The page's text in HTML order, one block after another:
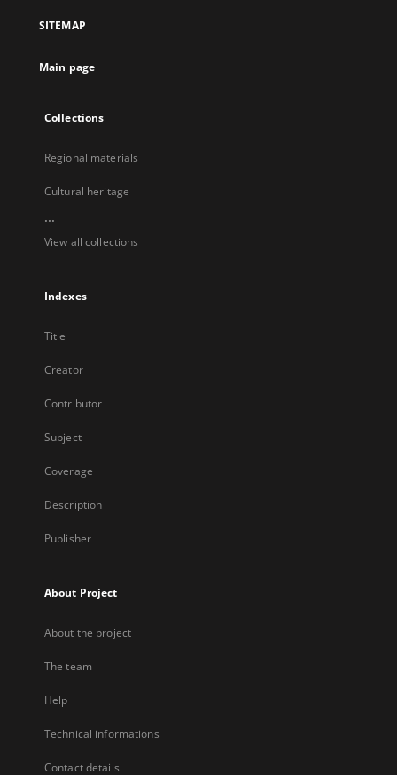
newnewnew
SITEMAP
Main page
Collections
Regional materials
Cultural heritage
...
View all collections
Indexes
Title
Creator
Contributor
Subject
Coverage
Description
Publisher
About Project
About the project
The team
Help
Technical informations
Contact details